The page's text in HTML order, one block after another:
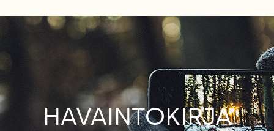
HAVAINTOKIRJA